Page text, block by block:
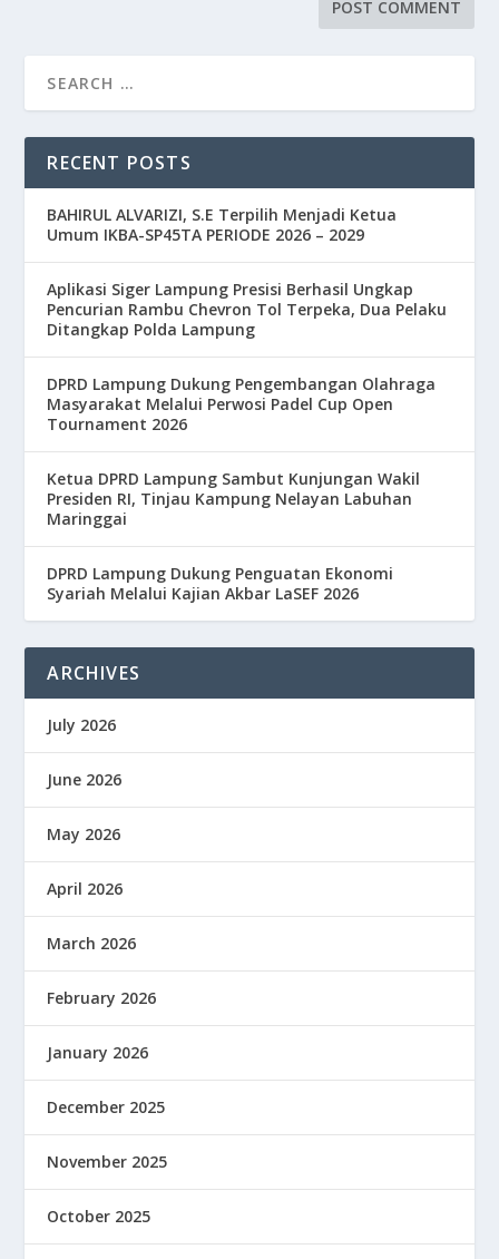
RECENT POSTS
BAHIRUL ALVARIZI, S.E Terpilih Menjadi Ketua
Umum IKBA-SP45TA PERIODE 2026 – 2029
Aplikasi Siger Lampung Presisi Berhasil Ungkap
Pencurian Rambu Chevron Tol Terpeka, Dua Pelaku
Ditangkap Polda Lampung
DPRD Lampung Dukung Pengembangan Olahraga
Masyarakat Melalui Perwosi Padel Cup Open
Tournament 2026
Ketua DPRD Lampung Sambut Kunjungan Wakil
Presiden RI, Tinjau Kampung Nelayan Labuhan
Maringgai
DPRD Lampung Dukung Penguatan Ekonomi
Syariah Melalui Kajian Akbar LaSEF 2026
ARCHIVES
July 2026
June 2026
May 2026
April 2026
March 2026
February 2026
January 2026
December 2025
November 2025
October 2025